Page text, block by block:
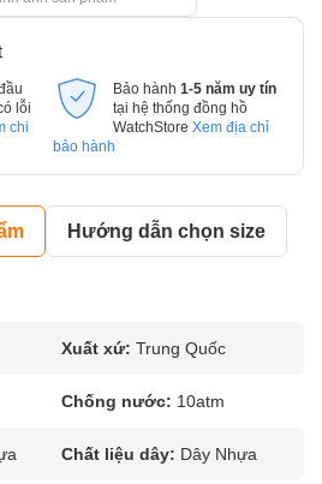
lỗi
chi
Bảo hành 1-5 năm uy tín
tại hệ thống đồng hồ
WatchStore Xem địa chỉ
bảo hành
Hướng dẫn chọn size
Xuất xứ: Trung Quốc
Chống nước: 10atm
Chất liệu dây: Dây Nhựa